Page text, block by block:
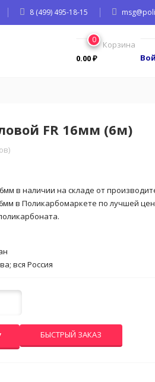
8 (499) 495-18-15
0
Корзина
0.00₽
FR 16мм (6м)
в наличии на складе от
в Поликарбомаркете по лучшей
вся Россия
БЫСТРЫЙ ЗАКАЗ